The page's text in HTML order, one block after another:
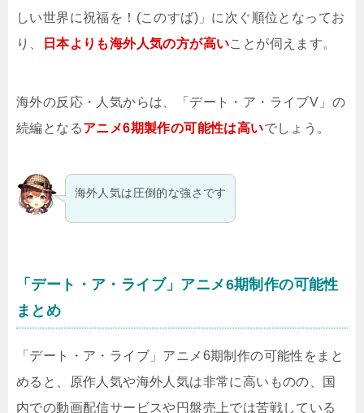
しい世界に祝福を！(このすば)」に次ぐ順位となってお
り、
日本よりも海外人気の方が高いことが伺えます。
海外の反応・人気からは、「デート・ア・ライブV」の
続編となるアニメ6期製作の可能性は高いでしょう。
海外人気は圧倒的な強さです
「デート・ア・ライブ」アニメ6期制作の可能性
まとめ
「デート・ア・ライブ」アニメ6期制作の可能性をまと
めると、原作人気や海外人気は非常に高いものの、国
内での動画配信サービスや円盤売上では苦戦している